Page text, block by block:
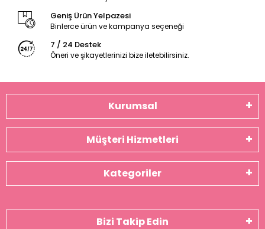
Geniş Ürün Yelpazesi
Binlerce ürün ve kampanya seçeneği
7 / 24 Destek
Öneri ve şikayetlerinizi bize iletebilirsiniz.
Kurumsal
Müşteri Hizmetleri
Kategoriler
Bizi Takip Edin